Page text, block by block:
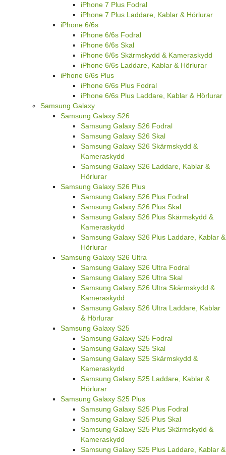
iPhone 7 Plus Fodral
iPhone 7 Plus Laddare, Kablar & Hörlurar
iPhone 6/6s
iPhone 6/6s Fodral
iPhone 6/6s Skal
iPhone 6/6s Skärmskydd & Kameraskydd
iPhone 6/6s Laddare, Kablar & Hörlurar
iPhone 6/6s Plus
iPhone 6/6s Plus Fodral
iPhone 6/6s Plus Laddare, Kablar & Hörlurar
Samsung Galaxy
Samsung Galaxy S26
Samsung Galaxy S26 Fodral
Samsung Galaxy S26 Skal
Samsung Galaxy S26 Skärmskydd &
Kameraskydd
Samsung Galaxy S26 Laddare, Kablar &
Hörlurar
Samsung Galaxy S26 Plus
Samsung Galaxy S26 Plus Fodral
Samsung Galaxy S26 Plus Skal
Samsung Galaxy S26 Plus Skärmskydd &
Kameraskydd
Samsung Galaxy S26 Plus Laddare, Kablar &
Hörlurar
Samsung Galaxy S26 Ultra
Samsung Galaxy S26 Ultra Fodral
Samsung Galaxy S26 Ultra Skal
Samsung Galaxy S26 Ultra Skärmskydd &
Kameraskydd
Samsung Galaxy S26 Ultra Laddare, Kablar
& Hörlurar
Samsung Galaxy S25
Samsung Galaxy S25 Fodral
Samsung Galaxy S25 Skal
Samsung Galaxy S25 Skärmskydd &
Kameraskydd
Samsung Galaxy S25 Laddare, Kablar &
Hörlurar
Samsung Galaxy S25 Plus
Samsung Galaxy S25 Plus Fodral
Samsung Galaxy S25 Plus Skal
Samsung Galaxy S25 Plus Skärmskydd &
Kameraskydd
Samsung Galaxy S25 Plus Laddare, Kablar &